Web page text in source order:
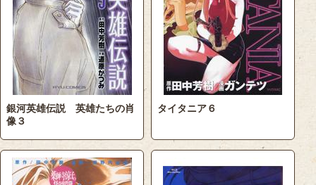
銀河英雄伝説 英雄たちの肖
像３
タイタニア６